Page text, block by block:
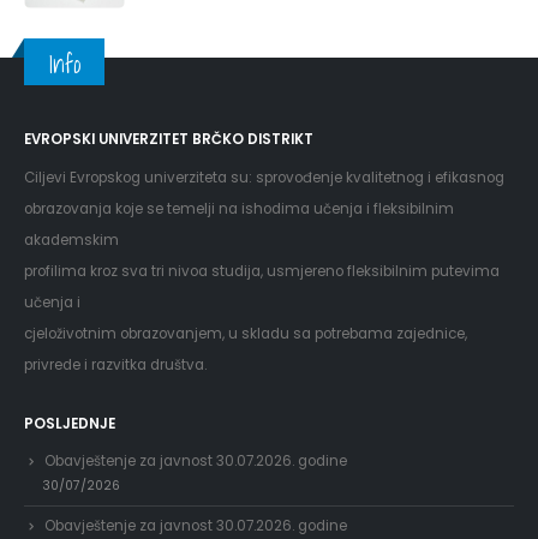
Info
EVROPSKI UNIVERZITET BRČKO DISTRIKT
Ciljevi Evropskog univerziteta su: sprovođenje kvalitetnog i efikasnog
obrazovanja koje se temelji na ishodima učenja i fleksibilnim
akademskim
profilima kroz sva tri nivoa studija, usmjereno fleksibilnim putevima
učenja i
cjeloživotnim obrazovanjem, u skladu sa potrebama zajednice,
privrede i razvitka društva.
POSLJEDNJE
Obavještenje za javnost 30.07.2026. godine
30/07/2026
Obavještenje za javnost 30.07.2026. godine